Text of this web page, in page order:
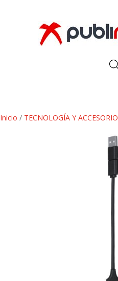
Inicio / TECNOLOGÍA Y